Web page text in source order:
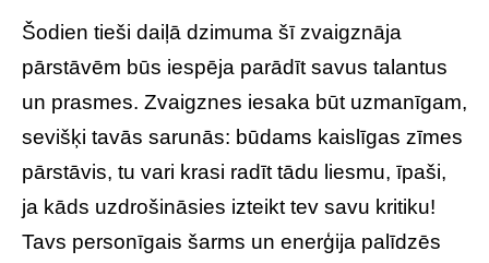
Šodien tieši daiļā dzimuma šī zvaigznāja
pārstāvēm būs iespēja parādīt savus talantus
un prasmes. Zvaigznes iesaka būt uzmanīgam,
sevišķi tavās sarunās: būdams kaislīgas zīmes
pārstāvis, tu vari krasi radīt tādu liesmu, īpaši,
ja kāds uzdrošināsies izteikt tev savu kritiku!
Tavs personīgais šarms un enerģija palīdzēs